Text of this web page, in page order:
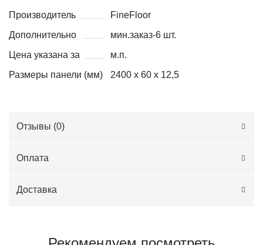
Производитель
FineFloor
Дополнительно
мин.заказ-6 шт.
Цена указана за
м.п.
Размеры панели (мм)
2400 х 60 х 12,5
Отзывы (0)
Оплата
Доставка